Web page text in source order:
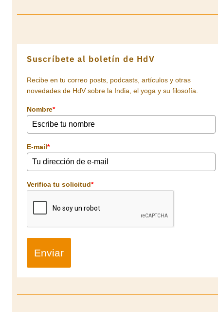
Suscríbete al boletín de HdV
Recibe en tu correo posts, podcasts, artículos y otras
novedades de HdV sobre la India, el yoga y su filosofía.
Nombre*
E-mail*
Verifica tu solicitud*
Enviar